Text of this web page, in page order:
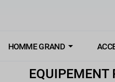
HOMME GRAND
EQUIPEMENT